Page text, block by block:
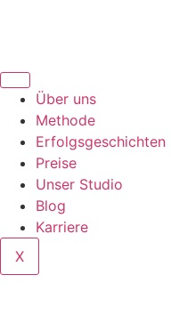
Über uns
Methode
Erfolgsgeschichten
Preise
Unser Studio
Blog
Karriere
X